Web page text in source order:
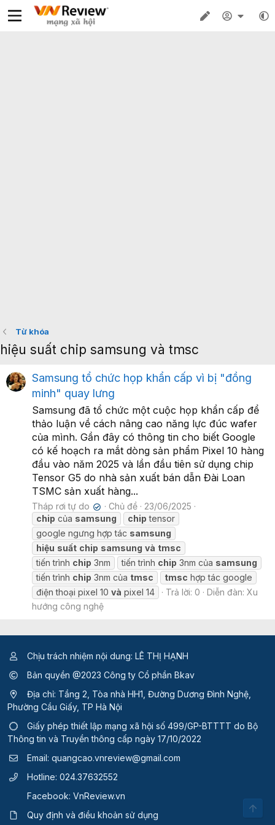
Từ khóa
hiệu suất chip samsung và tmsc
Samsung tổ chức họp khẩn cấp vì bị "đồng
minh" quay lưng
Samsung đã tổ chức một cuộc họp khẩn cấp để
thảo luận về cách nâng cao năng lực đúc wafer
của mình. Gần đây có thông tin cho biết Google
có kế hoạch ra mắt dòng sản phẩm Pixel 10 hàng
đầu vào năm 2025 và lần đầu tiên sử dụng chip
Tensor G5 do nhà sản xuất bán dẫn Đài Loan
TSMC sản xuất hàng...
Tháp rơi tự do ✔ Chủ đề
23/06/2025
chip của samsung chip tensor
google ngưng hợp tác samsung
hiệu suất chip samsung và tmsc
tiến trình chip 3nm tiến trình chip 3nm của samsung
tiến trình chip 3nm của tmsc tmsc hợp tác google
điện thoại pixel 10 và pixel 14 Trả lời: 0 Diễn đàn: Xu
hướng công nghệ
Chịu trách nhiệm nội dung: LÊ THỊ HẠNH
Bản quyền @2023 Công ty Cổ phần Bkav
Địa chỉ: Tầng 2, Tòa nhà HH1, Đường Dương Đình Nghệ,
Phường Cầu Giấy, TP Hà Nội
Giấy phép thiết lập mạng xã hội số 499/GP-BTTTT do Bộ
Thông tin và Truyền thông cấp ngày 17/10/2022
Email: quangcao.vnreview@gmail.com
Hotline: 024.37632552
Facebook: VnReview.vn
Quy định và điều khoản sử dụng